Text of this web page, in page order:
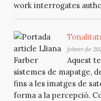
work interrogates
febrer de
Aquest
sistemes de mapatge,
fins a les imatges de
forma a la percepció.